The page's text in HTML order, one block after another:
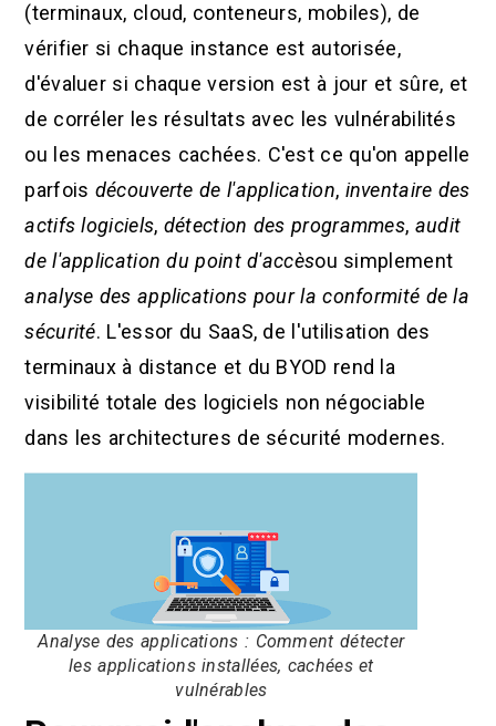
(terminaux, cloud, conteneurs, mobiles), de
vérifier si chaque instance est autorisée,
d'évaluer si chaque version est à jour et sûre, et
de corréler les résultats avec les vulnérabilités
ou les menaces cachées. C'est ce qu'on appelle
parfois découverte de l'application, inventaire des
actifs logiciels, détection des programmes, audit
de l'application du point d'accèsou simplement
analyse des applications pour la conformité de la
sécurité. L'essor du SaaS, de l'utilisation des
terminaux à distance et du BYOD rend la
visibilité totale des logiciels non négociable
dans les architectures de sécurité modernes.
Analyse des applications : Comment détecter
les applications installées, cachées et
vulnérables